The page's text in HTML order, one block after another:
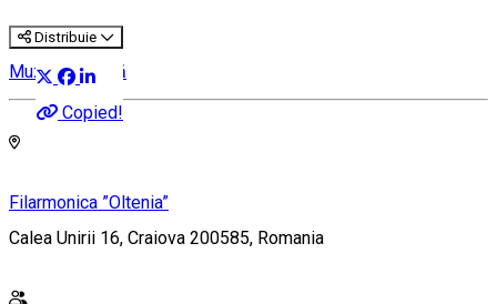
Distribuie
Copied!
Muzică clasică
Filarmonica ”Oltenia”
Calea Unirii 16, Craiova 200585, Romania